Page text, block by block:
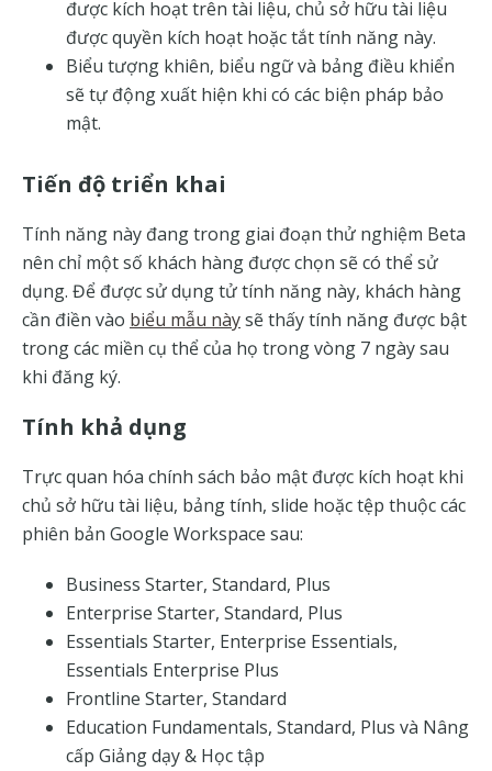
được kích hoạt trên tài liệu, chủ sở hữu tài liệu
được quyền kích hoạt hoặc tắt tính năng này.
Biểu tượng khiên, biểu ngữ và bảng điều khiển
sẽ tự động xuất hiện khi có các biện pháp bảo
mật.
Tiến độ triển khai
Tính năng này đang trong giai đoạn thử nghiệm Beta
nên chỉ một số khách hàng được chọn sẽ có thể sử
dụng. Để được sử dụng tử tính năng này, khách hàng
cần điền vào biểu mẫu nàysẽ thấy tính năng được bật
trong các miền cụ thể của họ trong vòng 7 ngày sau
khi đăng ký.
Tính khả dụng
Trực quan hóa chính sách bảo mật được kích hoạt khi
chủ sở hữu tài liệu, bảng tính, slide hoặc tệp thuộc các
phiên bản Google Workspace sau:
Business Starter, Standard, Plus
Enterprise Starter, Standard, Plus
Essentials Starter, Enterprise Essentials,
Essentials Enterprise Plus
Frontline Starter, Standard
Education Fundamentals, Standard, Plus và Nâng
cấp Giảng dạy & Học tập